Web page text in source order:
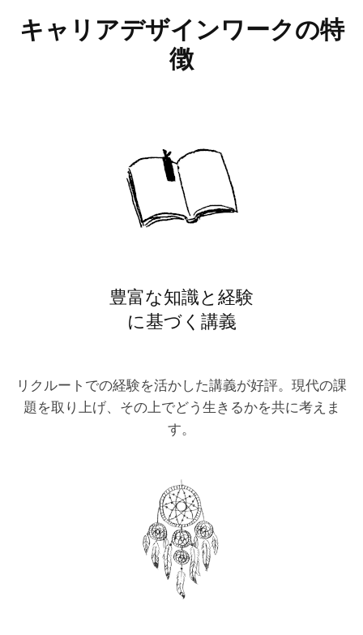
キャリアデザインワークの特
徴
豊富な知識と経験
に基づく講義
リクルートでの経験を活かした講義が好評。現代の課
題を取り上げ、その上でどう生きるかを共に考えま
す。